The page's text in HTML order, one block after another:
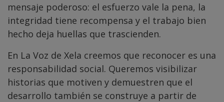
mensaje poderoso: el esfuerzo vale la pena, la
integridad tiene recompensa y el trabajo bien
hecho deja huellas que trascienden.
En La Voz de Xela creemos que reconocer es una
responsabilidad social. Queremos visibilizar
historias que motiven y demuestren que el
desarrollo también se construye a partir de